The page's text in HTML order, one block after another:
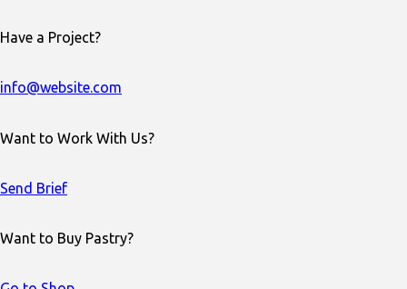
Have a Project?
info@website.com
Want to Work With Us?
Send Brief
Want to Buy Pastry?